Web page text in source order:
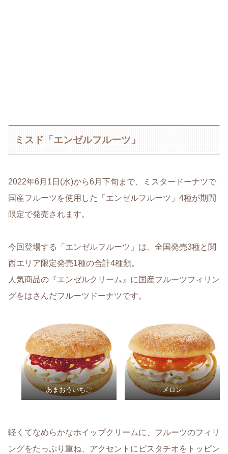
ミスド「エンゼルフルーツ」
2022年6月1日(水)から6月下旬まで、ミスタードーナツで
国産フルーツを使用した「エンゼルフルーツ」4種が期間
限定で発売されます。
今回登場する「エンゼルフルーツ」は、全国発売3種と関
西エリア限定発売1種の合計4種類。
人気商品の『エンゼルクリーム』に国産フルーツフィリン
グをはさんだフルーツドーナツです。
あまおういちご メロン
軽くてなめらかなホイップクリームに、フルーツのフィリ
ングをたっぷり重ね、アクセントにピスタチオをトッピン